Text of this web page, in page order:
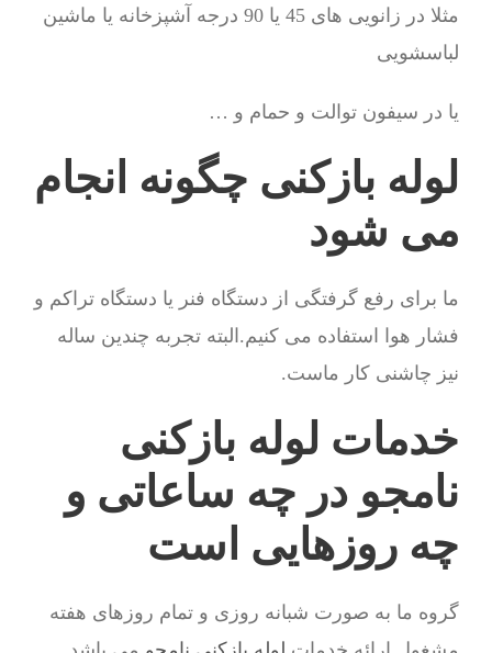
مثلا در زانویی های 45 یا 90 درجه آشپزخانه یا ماشین
لباسشویی
یا در سیفون توالت و حمام و …
لوله بازکنی چگونه انجام
می شود
ما برای رفع گرفتگی از دستگاه فنر یا دستگاه تراکم و
فشار هوا استفاده می کنیم.البته تجربه چندین ساله
نیز چاشنی کار ماست.
خدمات لوله بازکنی
نامجو در چه ساعاتی و
چه روزهایی است
گروه ما به صورت شبانه روزی و تمام روزهای هفته